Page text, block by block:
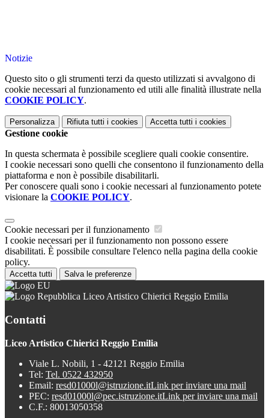
Notizie
Questo sito o gli strumenti terzi da questo utilizzati si avvalgono di
cookie necessari al funzionamento ed utili alle finalità illustrate nella
COOKIE POLICY.
Personalizza Rifiuta tutti i cookies Accetta tutti i cookies
Gestione cookie
In questa schermata è possibile scegliere quali cookie consentire.
I cookie necessari sono quelli che consentono il funzionamento della
piattaforma e non è possibile disabilitarli.
Per conoscere quali sono i cookie necessari al funzionamento potete
visionare la COOKIE POLICY.
Cookie necessari per il funzionamento
I cookie necessari per il funzionamento non possono essere
disabilitati. È possibile consultare l'elenco nella pagina della cookie
policy.
Accetta tutti Salva le preferenze
Liceo Artistico Chierici Reggio Emilia
Contatti
Liceo Artistico Chierici Reggio Emilia
Viale L. Nobili, 1 - 42121 Reggio Emilia
Tel: Tel. 0522 432950
Email: resd01000l@istruzione.itLink per inviare una mail
PEC: resd01000l@pec.istruzione.itLink per inviare una mail
C.F.: 80013050358